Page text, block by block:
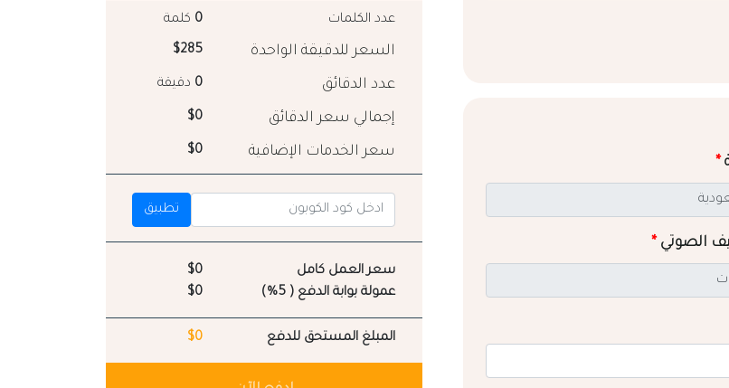
*
الصوتي*
عدد الكلمات 0 كلمة
السعر للدقيقة الواحدة $285
عدد الدقائق 0 دقيقة
إجمالي سعر الدقائق $0
سعر الخدمات الإضافية $0
تطبيق
سعر العمل كامل
$0
عمولة بوابة الدفع ( 5%)
$0
المبلغ المستحق للدفع $0